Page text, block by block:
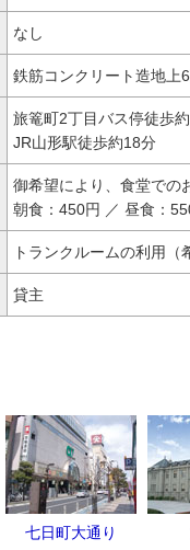
なし
鉄筋コンクリート造地上
旅篭町2丁目バス停徒歩
JR山形駅徒歩約18分
御希望により、食堂での
朝食：450円 ／ 昼食：
トランクルームの利用（
貸主
七日町大通り